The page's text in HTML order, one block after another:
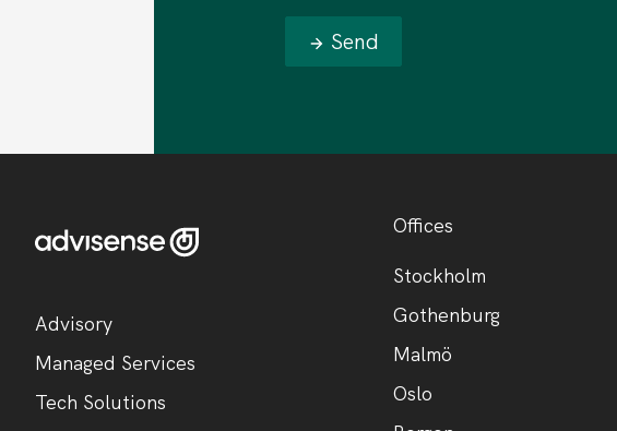
Send
Advisory
Managed Services
Tech Solutions
Offices
Stockholm
Gothenburg
Malmö
Oslo